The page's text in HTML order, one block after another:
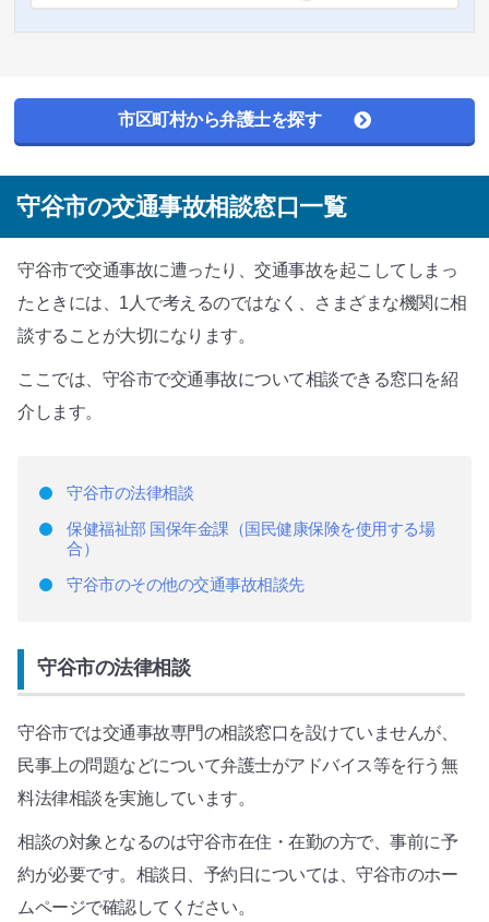
市区町村から弁護士を探す
守谷市の交通事故相談窓口一覧
守谷市で交通事故に遭ったり、交通事故を起こしてしまっ
たときには、1人で考えるのではなく、さまざまな機関に相
談することが大切になります。
ここでは、守谷市で交通事故について相談できる窓口を紹
介します。
守谷市の法律相談
保健福祉部 国保年金課（国民健康保険を使用する場
合）
守谷市のその他の交通事故相談先
守谷市の法律相談
守谷市では交通事故専門の相談窓口を設けていませんが、
民事上の問題などについて弁護士がアドバイス等を行う無
料法律相談を実施しています。
相談の対象となるのは守谷市在住・在勤の方で、事前に予
約が必要です。相談日、予約日については、守谷市のホー
ムページで確認してください。